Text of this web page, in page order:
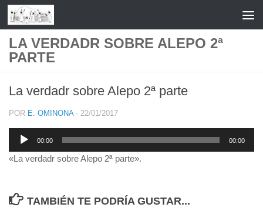
Saltar al contenido
LA VERDADR SOBRE ALEPO 2ª
PARTE
La verdadr sobre Alepo 2ª parte
POR E. OMINONA · 22/01/2017
Reproductor
audio
00:00 00:00
«La verdadr sobre Alepo 2ª parte».
TAMBIÉN TE PODRÍA GUSTAR...